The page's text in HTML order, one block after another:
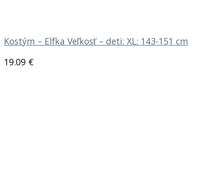
Kostým – Elfka Veľkosť – deti: XL: 143-151 cm
19.09 €